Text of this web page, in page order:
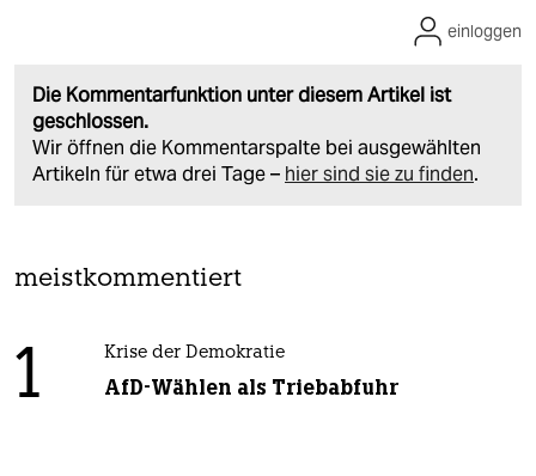
Die Kommentarfunktion unter diesem Artikel ist
geschlossen.
Wir öffnen die Kommentarspalte bei ausgewählten
Artikeln für etwa drei Tage – hier sind sie zu finden.
einloggen
meistkommentiert
1 Krise der Demokratie
AfD-Wählen als Triebabfuhr